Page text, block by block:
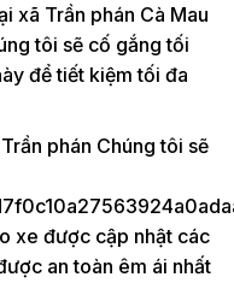
xã Trần phán Cà Mau
tôi sẽ cố gắng tối
để tiết kiệm tối đa
phán Chúng tôi sẽ
xe được cập nhật các
an toàn êm ái nhất